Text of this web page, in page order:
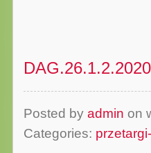
Posted by admin on
Categories: